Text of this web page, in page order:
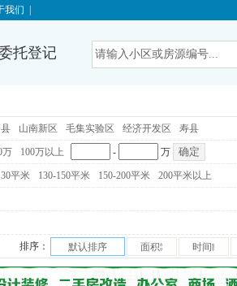
我们
托登记
山南新区 毛集实验区 经济开发区 寿县
万 100万以上 - 万
平米 130-150平米 150-200平米 200平米以上
排序： 默认排序 面积 时间